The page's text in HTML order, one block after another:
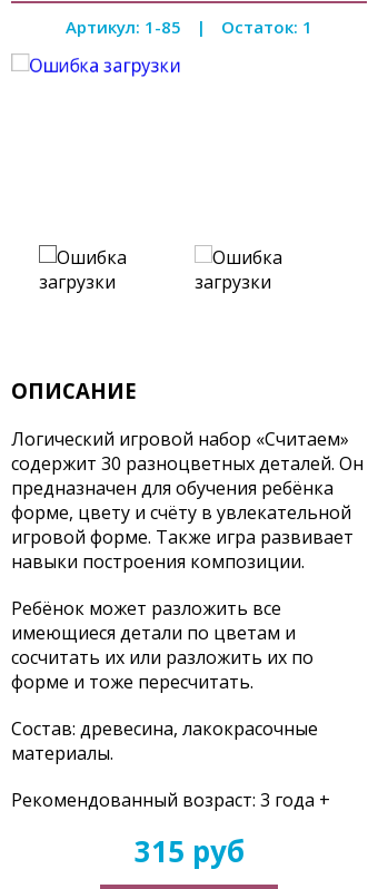
Артикул: 1-85 | Остаток: 1
ОПИСАНИЕ
Логический игровой набор «Считаем»
содержит 30 разноцветных деталей. Он
предназначен для обучения ребёнка
форме, цвету и счёту в увлекательной
игровой форме. Также игра развивает
навыки построения композиции.
Ребёнок может разложить все
имеющиеся детали по цветам и
сосчитать их или разложить их по
форме и тоже пересчитать.
Состав: древесина, лакокрасочные
материалы.
Рекомендованный возраст: 3 года +
315 руб